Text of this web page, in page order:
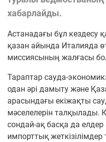
хабарлайды.
Астанадағы бұл кездесу
қазан айында Италияда
миссиясының жалғасы
Тараптар сауда-
одан әрі дамыту және
арасындағы екіжақты
мәселелерін талқылады.
сондай-ақ басқа да
импорттық жеткізілімдер